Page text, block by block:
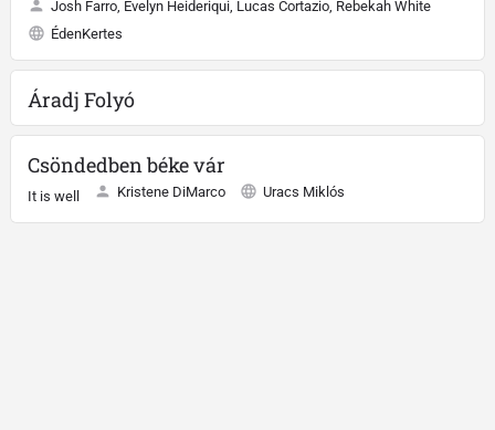
Josh Farro, Evelyn Heideriqui, Lucas Cortazio, Rebekah White
ÉdenKertes
Áradj Folyó
Csöndedben béke vár
It is well Kristene DiMarco Uracs Miklós